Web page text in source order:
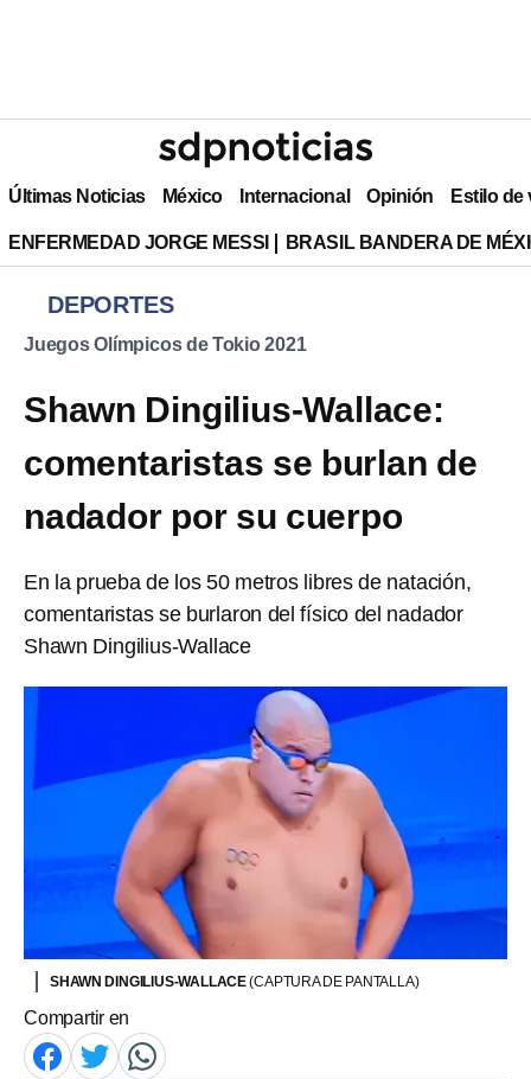
Últimas Noticias México Internacional Opinión Estilo de
ENFERMEDAD JORGE MESSI BRASIL BANDERA DE
DEPORTES
Juegos Olímpicos de Tokio 2021
Shawn Dingilius-Wallace:
comentaristas se burlan de
nadador por su cuerpo
En la prueba de los 50 metros libres de natación,
comentaristas se burlaron del físico del nadador
Shawn Dingilius-Wallace
SHAWN DINGILIUS-WALLACE(CAPTURA DE PANTALLA)
Compartir en